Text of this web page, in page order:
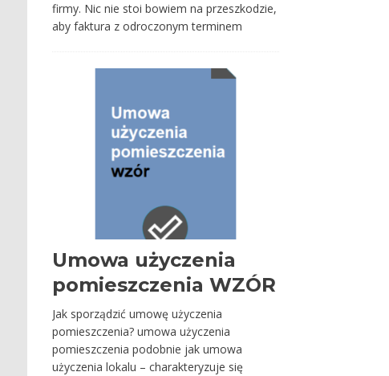
firmy. Nic nie stoi bowiem na przeszkodzie,
aby faktura z odroczonym terminem
Umowa użyczenia
pomieszczenia WZÓR
Jak sporządzić umowę użyczenia
pomieszczenia? umowa użyczenia
pomieszczenia podobnie jak umowa
użyczenia lokalu – charakteryzuje się